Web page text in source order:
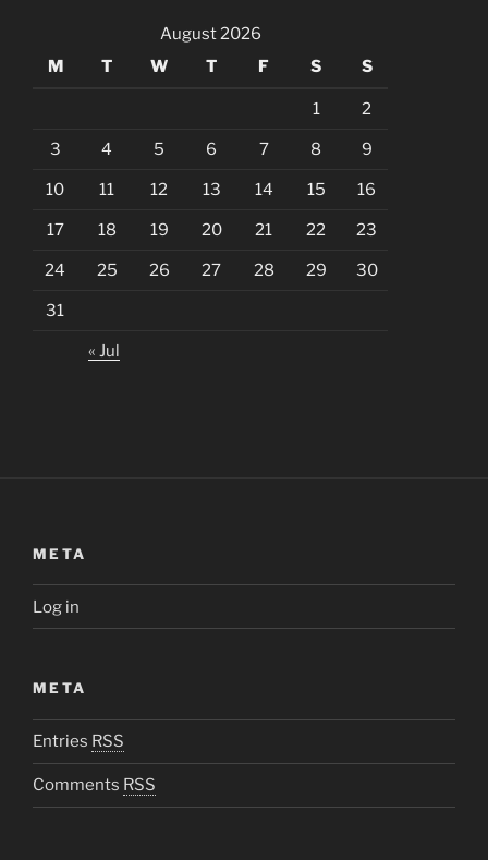
August 2026
M
T W T F S S
1 2
3 4 5 6 7 8 9
10 11 12 13 14 15 16
17 18 19 20 21 22 23
24 25 26 27 28 29 30
31
« Jul
META
Log in
META
Entries RSS
Comments RSS